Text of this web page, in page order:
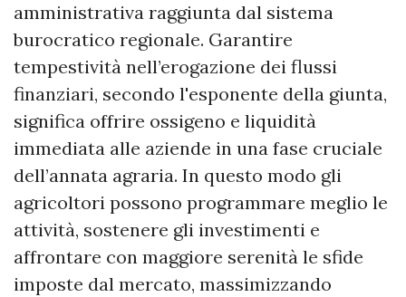
amministrativa raggiunta dal sistema
burocratico regionale. Garantire
tempestività nell’erogazione dei flussi
finanziari, secondo l'esponente della giunta,
significa offrire ossigeno e liquidità
immediata alle aziende in una fase cruciale
dell’annata agraria. In questo modo gli
agricoltori possono programmare meglio le
attività, sostenere gli investimenti e
affrontare con maggiore serenità le sfide
imposte dal mercato, massimizzando